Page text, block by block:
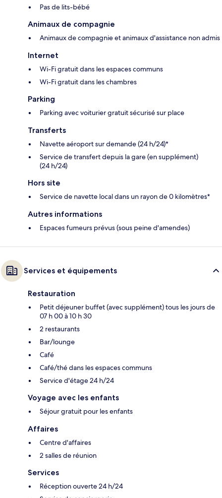
Pas de lits-bébé
Animaux de compagnie
Animaux de compagnie et animaux d'assistance non admis
Internet
Wi-Fi gratuit dans les espaces communs
Wi-Fi gratuit dans les chambres
Parking
Parking avec voiturier gratuit sécurisé sur place
Transferts
Navette aéroport sur demande (24 h/24)*
Service de transfert depuis la gare (en supplément)
(24 h/24)
Hors site
Service de navette local dans un rayon de 0 kilomètres*
Autres informations
Espaces fumeurs prévus (sous peine d'amendes)
Services et équipements
Restauration
Petit déjeuner buffet (avec supplément) tous les jours de
07 h 00 à 10 h 30
2 restaurants
Bar/lounge
Café
Café/thé dans les espaces communs
Service d'étage 24 h/24
Voyage avec les enfants
Séjour gratuit pour les enfants
Affaires
Centre d'affaires
2 salles de réunion
Services
Réception ouverte 24 h/24